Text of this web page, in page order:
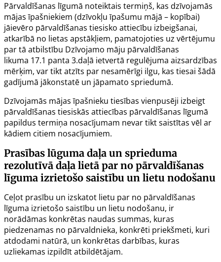
Pārvaldīšanas līgumā noteiktais termiņš, kas dzīvojamās
mājas īpašniekiem (dzīvokļu īpašumu mājā – kopībai)
jāievēro pārvaldīšanas tiesisko attiecību izbeigšanai,
atkarībā no lietas apstākļiem, pamatojoties uz vērtējumu
par tā atbilstību Dzīvojamo māju pārvaldīšanas
likuma 17.1 panta 3.daļā ietvertā regulējuma aizsardzības
mērķim, var tikt atzīts par nesamērīgi ilgu, kas tiesai šādā
gadījumā jākonstatē un jāpamato spriedumā.
Dzīvojamās mājas īpašnieku tiesības vienpusēji izbeigt
pārvaldīšanas tiesiskās attiecības pārvaldīšanas līgumā
papildus termiņa nosacījumam nevar tikt saistītas vēl ar
kādiem citiem nosacījumiem.
Prasības lūguma daļa un sprieduma
rezolutīvā daļa lietā par no pārvaldīšanas
līguma izrietošo saistību un lietu nodošanu
Ceļot prasību un izskatot lietu par no pārvaldīšanas
līguma izrietošo saistību un lietu nodošanu, ir
norādāmas konkrētas naudas summas, kuras
piedzenamas no pārvaldnieka, konkrēti priekšmeti, kuri
atdodami natūrā, un konkrētas darbības, kuras
uzliekamas izpildīt atbildētājam.